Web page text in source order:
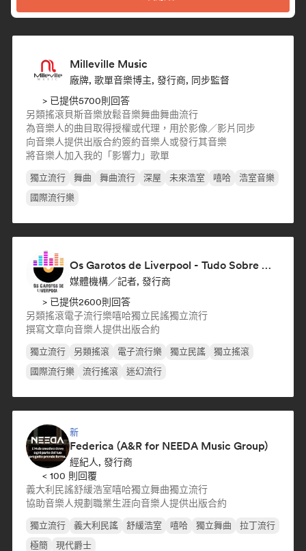
Milleville Music
廠牌, 歌單音樂博主, 發行商, 同步監督
> 已提供5700則回答
另類搖滾貝斯音樂放鬆音樂舞曲舞曲流行
為音樂人的曲目取得授權或代理，用於影像／影片同步
向音樂人提供出版合約簽約音樂人或發行其音樂
將音樂人加入我的「影響力」歌單
獨立流行 舞曲 舞曲流行 深屋 未來浩室 嘻哈
浩室音樂
國際流行樂
Os Garotos de Liverpool - Tudo Sobre Música
媒體機構／記者, 發行商
> 已提供2600則回答
另類搖滾電子流行樂嘻哈獨立民謠獨立流行
撰寫文章向音樂人提供出版合約
獨立流行 另類搖滾 電子流行樂 獨立民謠
獨立搖滾
國際流行樂
流行搖滾 迷幻流行
新
Federica (A&R for NEEDA Music Group)
經紀人, 發行商
< 100 則回覆
義大利民謠舒緩浩室嘻哈獨立舞曲獨立流行
協助音樂人規劃職業生涯向音樂人提供出版合約
獨立流行 義大利民謠 舒緩浩室 嘻哈 獨立舞曲
拉丁流行
極簡
現代爵士